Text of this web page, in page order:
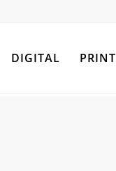
DIGITAL PRINT